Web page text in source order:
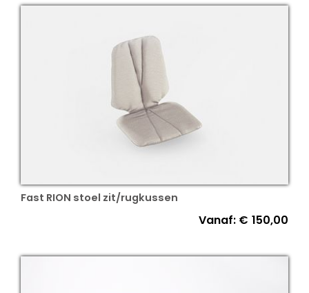
Fast RION stoel zit/rugkussen
Vanaf: € 150,00